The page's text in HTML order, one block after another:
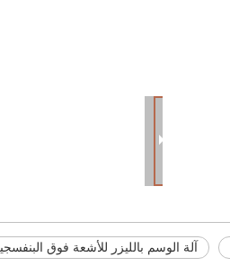
آلة الوسم بالليزر للأشعة فوق